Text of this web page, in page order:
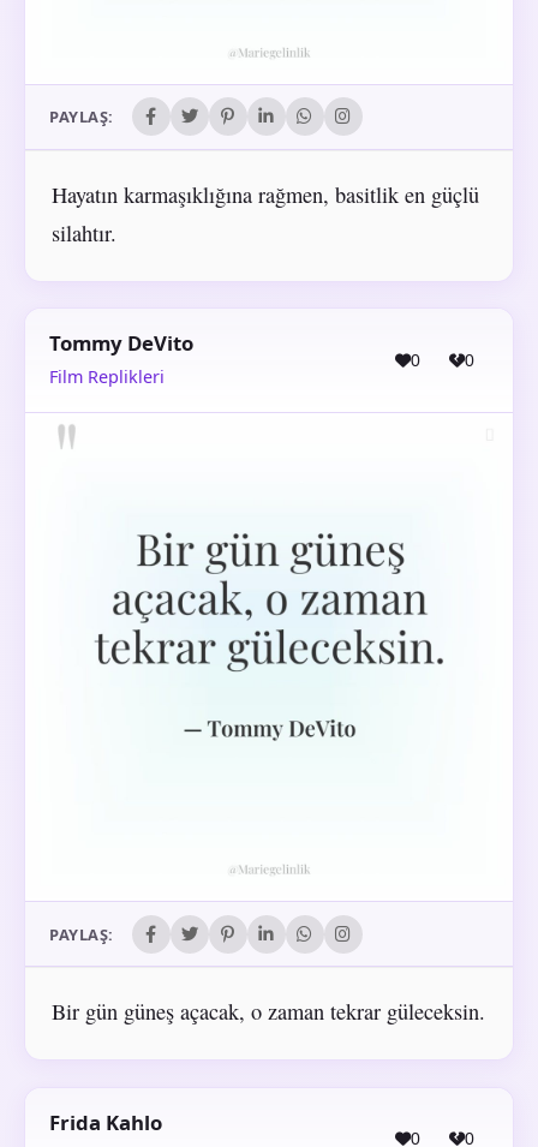
PAYLAŞ:
Hayatın karmaşıklığına rağmen, basitlik en güçlü
silahtır.
Tommy DeVito
Film Replikleri
0 0
PAYLAŞ:
Bir gün güneş açacak, o zaman tekrar güleceksin.
Frida Kahlo
0 0